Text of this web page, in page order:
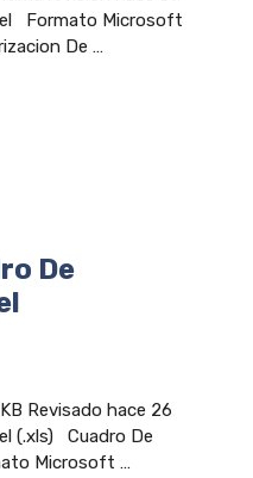
Formato Microsoft
De …
De
Revisado hace 26
(.xls) Cuadro De
Microsoft …